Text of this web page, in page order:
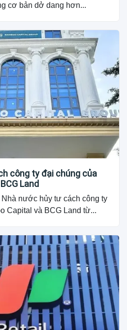
cơ bản dở dang hơn...
công ty đại chúng của
Land
nước hủy tư cách công ty
Capital và BCG Land từ...